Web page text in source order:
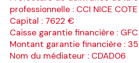
professionnelle : CCI NICE COTE
Capital : 7622 €
Caisse garantie financière : GFC
Montant garantie financière :
Nom du médiateur : CDAD06